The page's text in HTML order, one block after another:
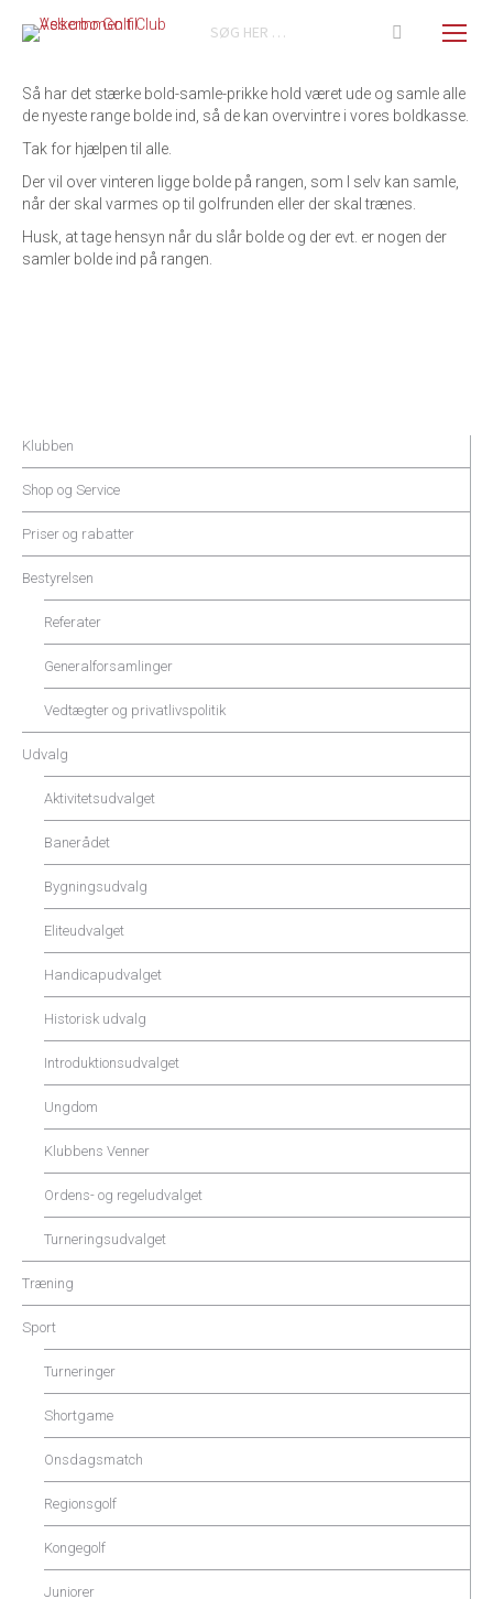
Search:
Så har det stærke bold-samle-prikke hold været ude og samle alle
de nyeste range bolde ind, så de kan overvintre i vores boldkasse.
Tak for hjælpen til alle.
Der vil over vinteren ligge bolde på rangen, som I selv kan samle,
når der skal varmes op til golfrunden eller der skal trænes.
Husk, at tage hensyn når du slår bolde og der evt. er nogen der
samler bolde ind på rangen.
Klubben
Shop og Service
Priser og rabatter
Bestyrelsen
Referater
Generalforsamlinger
Vedtægter og privatlivspolitik
Udvalg
Aktivitetsudvalget
Banerådet
Bygningsudvalg
Eliteudvalget
Handicapudvalget
Historisk udvalg
Introduktionsudvalget
Ungdom
Klubbens Venner
Ordens- og regeludvalget
Turneringsudvalget
Træning
Sport
Turneringer
Shortgame
Onsdagsmatch
Regionsgolf
Kongegolf
Juniorer